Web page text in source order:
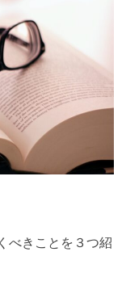
べきことを３つ紹